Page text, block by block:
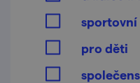
sportovní
pro děti